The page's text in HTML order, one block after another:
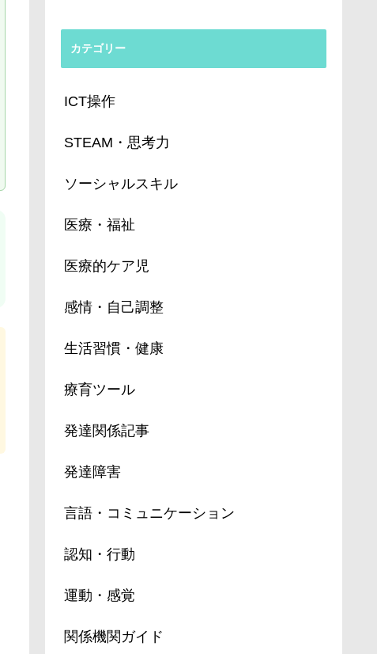
カテゴリー
ICT操作
STEAM・思考力
ソーシャルスキル
医療・福祉
医療的ケア児
感情・自己調整
生活習慣・健康
療育ツール
発達関係記事
発達障害
言語・コミュニケーション
認知・行動
運動・感覚
関係機関ガイド